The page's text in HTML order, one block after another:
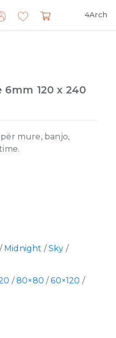
4Arch
120 x 240
mure, banjo,
/ Midnight /Sky /
/80×80 /60×120 /